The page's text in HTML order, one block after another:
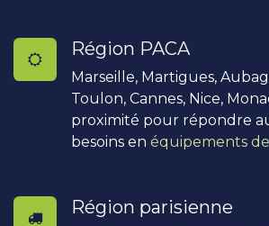
Région PACA
Marseille, Martigues,
Toulon, Cannes, Nice,
proximité pour répondre
besoins en équipements
Région parisienne